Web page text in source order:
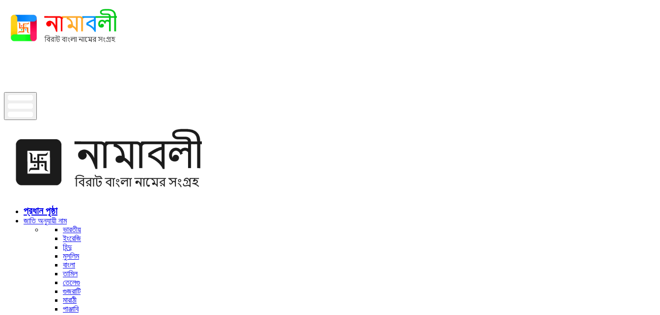
প্রধান পৃষ্ঠা
জাতি অনুযায়ী নাম
ভারতীয়
ইংরেজি
হিন্দু
মুসলিম
বাংলা
তামিল
তেলেগু
গুজরাটি
মারাঠী
পাঞ্জাবি